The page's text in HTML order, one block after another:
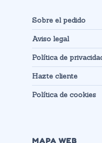
Sobre el pedido
Aviso legal
Política de
Hazte cliente
Política de cookies
MAPA WEB